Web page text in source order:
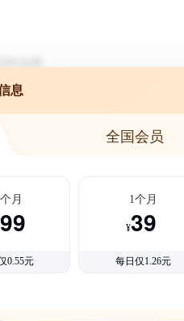
息
全国会员
月
0.55元
1个月
¥39
每日仅1.26元